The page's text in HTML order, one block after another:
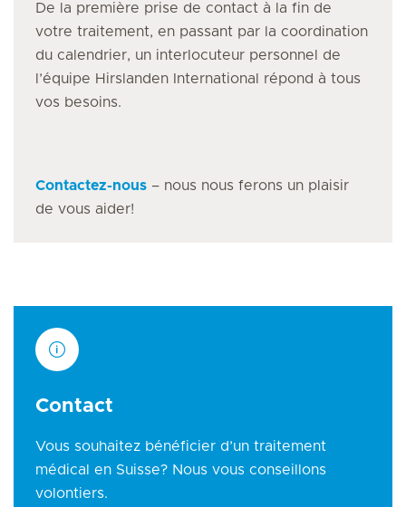
De la première prise de contact à la fin de
votre traitement, en passant par la coordination
du calendrier, un interlocuteur personnel de
l’équipe Hirslanden International répond à tous
vos besoins.
Contactez-nous – nous nous ferons un plaisir
de vous aider!
Contact
Vous souhaitez bénéficier d’un traitement
médical en Suisse? Nous vous conseillons
volontiers.